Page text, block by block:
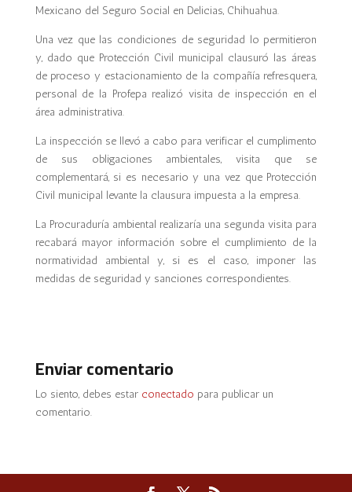
Mexicano del Seguro Social en Delicias, Chihuahua.
Una vez que las condiciones de seguridad lo permitieron
y, dado que Protección Civil municipal clausuró las áreas
de proceso y estacionamiento de la compañía refresquera,
personal de la Profepa realizó visita de inspección en el
área administrativa.
La inspección se llevó a cabo para verificar el cumplimento
de sus obligaciones ambientales, visita que se
complementará, si es necesario y una vez que Protección
Civil municipal levante la clausura impuesta a la empresa.
La Procuraduría ambiental realizaría una segunda visita para
recabará mayor información sobre el cumplimiento de la
normatividad ambiental y, si es el caso, imponer las
medidas de seguridad y sanciones correspondientes.
Enviar comentario
Lo siento, debes estar conectado para publicar un
comentario.